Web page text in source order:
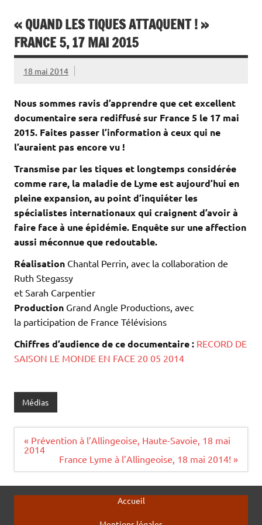
« QUAND LES TIQUES ATTAQUENT ! »
FRANCE 5, 17 MAI 2015
18 mai 2014
Nous sommes ravis d’apprendre que cet excellent
documentaire sera rediffusé sur France 5 le 17 mai
2015. Faites passer l’information à ceux qui ne
l’auraient pas encore vu !
Transmise par les tiques et longtemps considérée
comme rare, la maladie de Lyme est aujourd’hui en
pleine expansion, au point d’inquiéter les
spécialistes internationaux qui craignent d’avoir à
faire face à une épidémie. Enquête sur une affection
aussi méconnue que redoutable.
Réalisation Chantal Perrin, avec la collaboration de
Ruth Stegassy
et Sarah Carpentier
Production Grand Angle Productions, avec
la participation de France Télévisions
Chiffres d’audience de ce documentaire : RECORD DE
SAISON LE MONDE EN FACE 20 05 2014
Médias
Navigation
de
« Prévention à l’Allingeoise, Haute-Savoie, 18 mai
2014
France Lyme à l’Allingeoise, 18 mai 2014! »
Accueil